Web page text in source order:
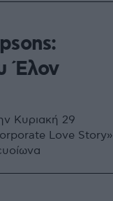
Έλον
Κυριακή 29
Love Story»